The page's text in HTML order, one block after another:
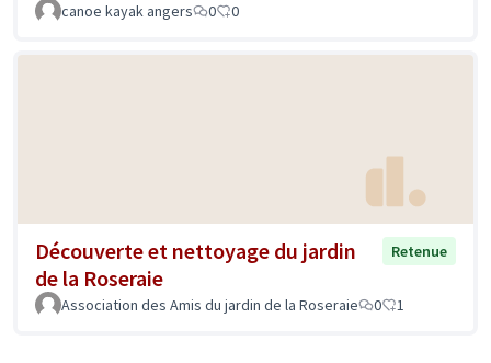
canoe kayak angers 0 0
Découverte et nettoyage du jardin
de la Roseraie
Retenue
Association des Amis du jardin de la Roseraie 0 1